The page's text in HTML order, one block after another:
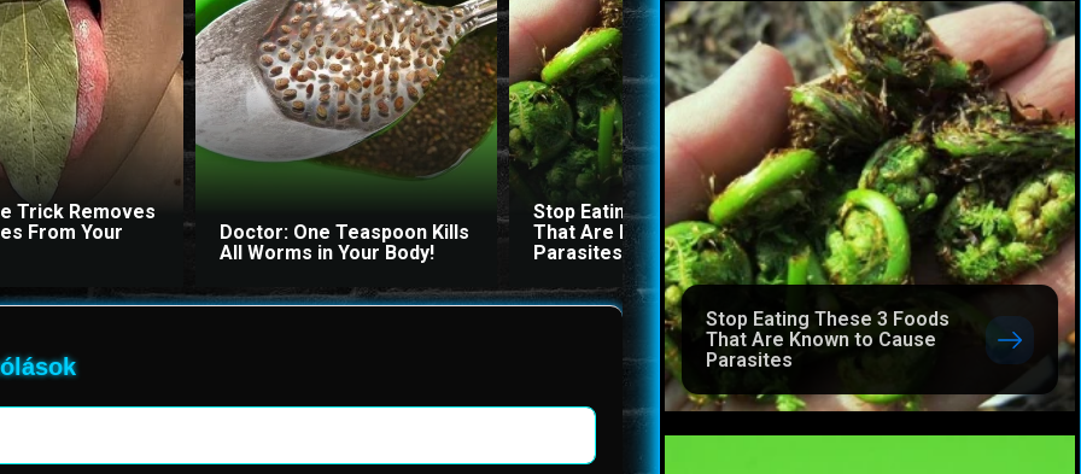
Trick Removes
From Your
Doctor: One Teaspoon Kills
All Worms in Your Body!
Stop Eating These 3 Foods
That Are Known to Cause
Parasites
The Stool Will Fly Out
Immediately If You Drink
Before Bed
Stop Eating These 3 Foods
That Are Known to Cause
Parasites